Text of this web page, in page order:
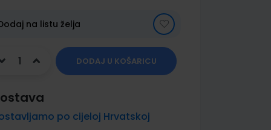
na listu želja
DODAJ U KOŠARICU
po cijeloj Hrvatskoj